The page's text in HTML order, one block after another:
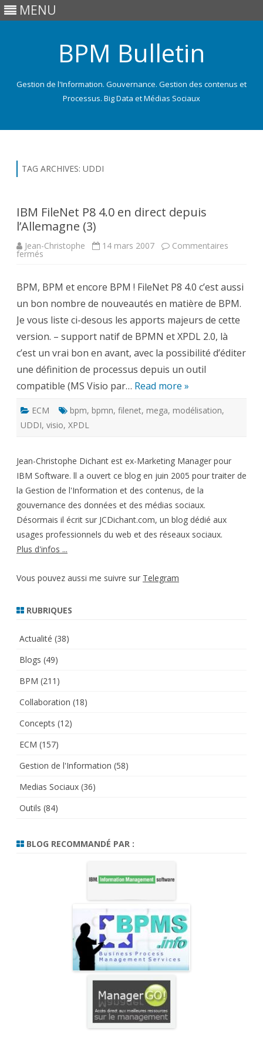
MENU
BPM Bulletin
Gestion de l'Information. Gouvernance. Gestion des contenus et
Processus. Big Data et Médias Sociaux
TAG ARCHIVES: UDDI
IBM FileNet P8 4.0 en direct depuis
l’Allemagne (3)
Jean-Christophe 14 mars 2007 Commentaires
fermés
4.0
en
direct
depuis
l’Allemagne
(3)
BPM, BPM et encore BPM ! FileNet P8 4.0 c’est aussi
un bon nombre de nouveautés en matière de BPM.
Je vous liste ci-desous les apports majeurs de cette
version. – support natif de BPMN et XPDL 2.0, là
c’est un vrai bon en avant, avec la possibilité d’éditer
une définition de processus depuis un outil
compatible (MS Visio par… Read more »
ECM bpm, bpmn, filenet, mega, modélisation,
UDDI, visio, XPDL
Jean-Christophe Dichant est ex-Marketing Manager pour
IBM Software. ll a ouvert ce blog en juin 2005 pour traiter de
la Gestion de l'Information et des contenus, de la
gouvernance des données et des médias sociaux.
Désormais il écrit sur JCDichant.com, un blog dédié aux
usages professionnels du web et des réseaux sociaux.
Plus d'infos ...
Vous pouvez aussi me suivre sur Telegram
RUBRIQUES
Actualité (38)
Blogs (49)
BPM (211)
Collaboration (18)
Concepts (12)
ECM (157)
Gestion de l'Information (58)
Medias Sociaux (36)
Outils (84)
BLOG RECOMMANDÉ PAR :